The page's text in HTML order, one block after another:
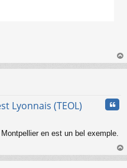
au
Lyonnais (TEOL)
en est un bel exemple.
au